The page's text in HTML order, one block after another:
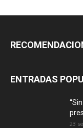
ENTRADAS
23